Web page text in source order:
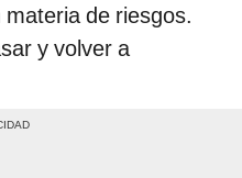
de riesgos.
y volver a